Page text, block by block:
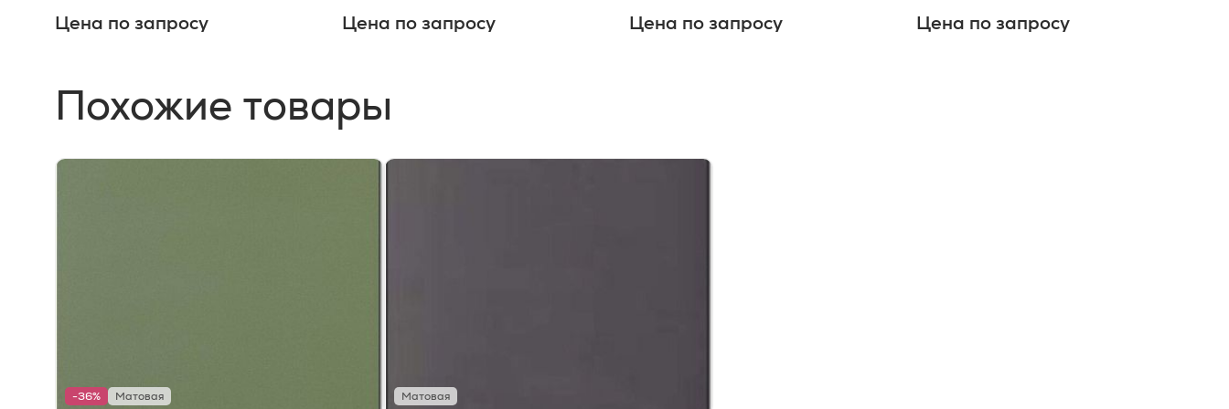
Цена по запросу Цена по запросу Цена по запросу Цена по запросу
Похожие товары
-36% Матовая Матовая